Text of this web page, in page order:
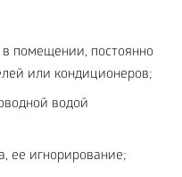
помещении, постоянно
или кондиционеров;
водой
ее игнорирование;